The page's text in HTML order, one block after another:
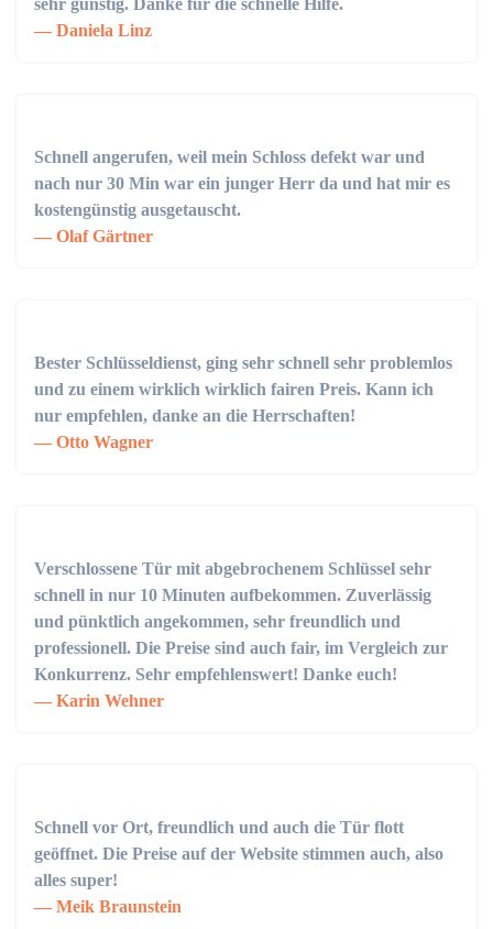
sehr günstig. Danke für die schnelle Hilfe.
Daniela Linz
Schnell angerufen, weil mein Schloss defekt war und
nach nur 30 Min war ein junger Herr da und hat mir es
kostengünstig ausgetauscht.
Olaf Gärtner
Bester Schlüsseldienst, ging sehr schnell sehr problemlos
und zu einem wirklich wirklich fairen Preis. Kann ich
nur empfehlen, danke an die Herrschaften!
Otto Wagner
Verschlossene Tür mit abgebrochenem Schlüssel sehr
schnell in nur 10 Minuten aufbekommen. Zuverlässig
und pünktlich angekommen, sehr freundlich und
professionell. Die Preise sind auch fair, im Vergleich zur
Konkurrenz. Sehr empfehlenswert! Danke euch!
Karin Wehner
Schnell vor Ort, freundlich und auch die Tür flott
geöffnet. Die Preise auf der Website stimmen auch, also
alles super!
Meik Braunstein